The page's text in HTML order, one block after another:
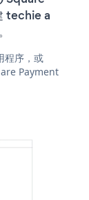
techie a
程序，或
Payment